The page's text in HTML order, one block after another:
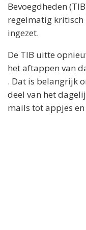
Bevoegdheden
regelmatig kritisch
ingezet.
De TIB uitte
het aftappen van
. Dat is belangrijk
deel van het
mails tot appjes